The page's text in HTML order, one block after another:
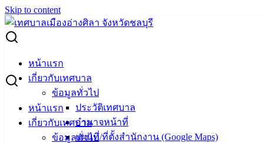
Skip to content
หน้าแรก
เกี่ยวกับเทศบาล
ข้อมูลทั่วไป
ประวัติเทศบาล
อำนาจหน้าที่
แผนที่/ที่ตั้งสำนักงาน (Google Maps)
หน้าแรก
เกี่ยวกับเทศบาล
ข้อมูลทั่วไป
Search for:
ยินดีต้อนรับข้าราชการโอน/ย้าย มาปฏิบัติราชการที่เทศบาล
เมืองอ่างศิลา
ยินดีต้อนรับข้าราชการโอน/ย้าย มาปฏิบัติ
ราชการที่เทศบาลเมืองอ่างศิลา